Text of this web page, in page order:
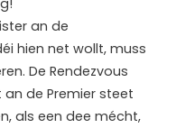
an de
hien net wollt, muss
De Rendezvous
de Premier steet
als een dee mécht,